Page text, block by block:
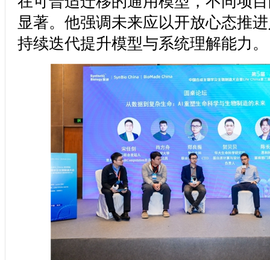
显著。他强调未来应以开放心态推
持续迭代提升模型与系统理解能力。